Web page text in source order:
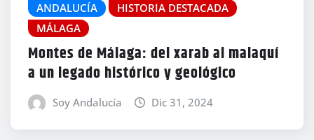
ANDALUCÍA
HISTORIA DESTACADA
MÁLAGA
Montes de Málaga: del xarab al malaquí
a un legado histórico y geológico
Soy Andalucía Dic 31, 2024